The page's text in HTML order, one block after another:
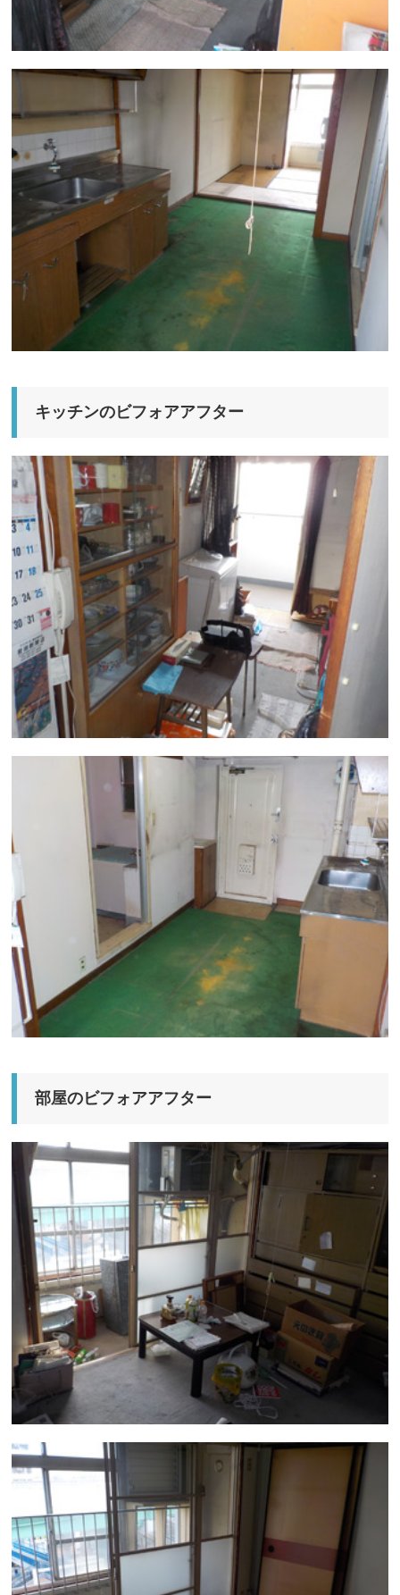
キッチンのビフォアアフター
部屋のビフォアアフター